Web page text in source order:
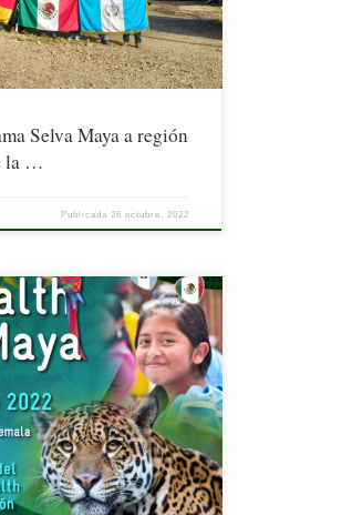
Selva Maya a región
la …
Publicada 26 octubre, 2022
del 2022, a las 09:00 am hora de
hora de México, con la presencia en
y miembros de organismos
y otros interesados de México,
de […]